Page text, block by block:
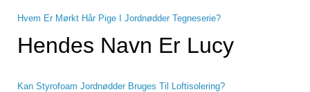
Hvem Er Mørkt Hår Pige I Jordnødder Tegneserie?
Hendes Navn Er Lucy
Kan Styrofoam Jordnødder Bruges Til Loftisolering?